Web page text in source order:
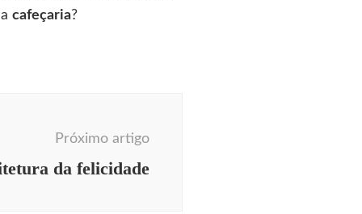
cafeçaria?
Próximo artigo
da felicidade